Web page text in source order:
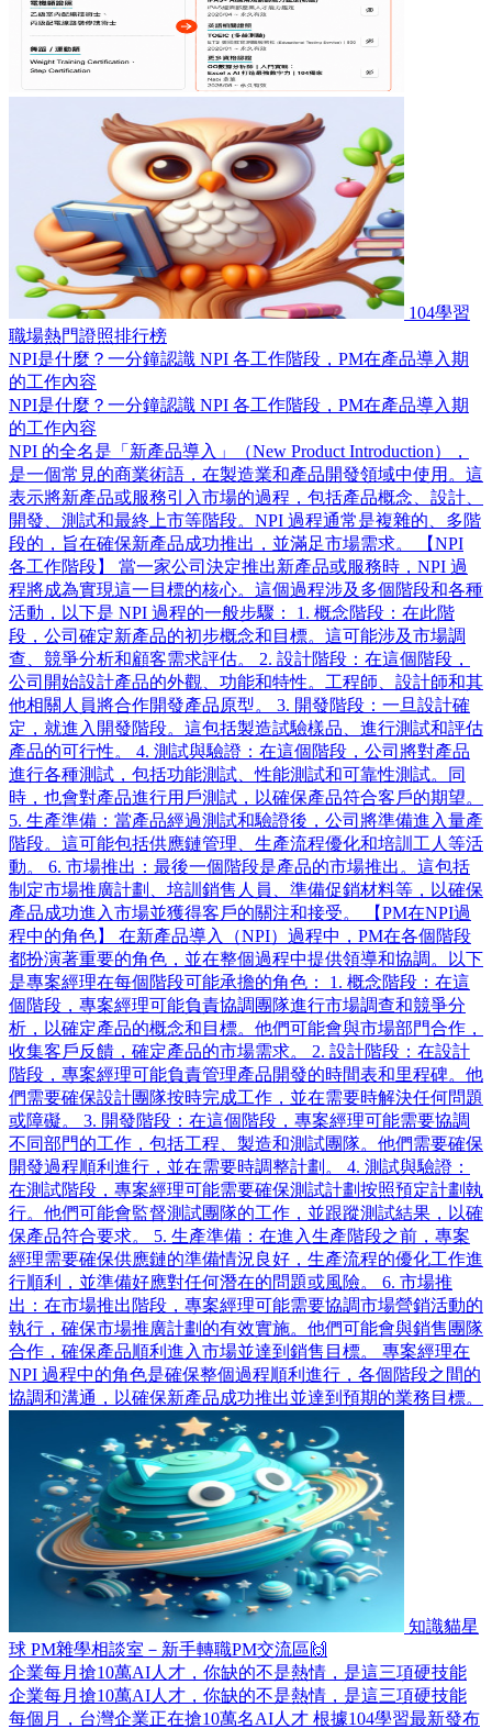
104學習
職場熱門證照排行榜
NPI是什麼？一分鐘認識 NPI 各工作階段，PM在產品導入期
的工作內容
NPI是什麼？一分鐘認識 NPI 各工作階段，PM在產品導入期
的工作內容
NPI 的全名是「新產品導入」（New Product Introduction），
是一個常見的商業術語，在製造業和產品開發領域中使用。這
表示將新產品或服務引入市場的過程，包括產品概念、設計、
開發、測試和最終上市等階段。NPI 過程通常是複雜的、多階
段的，旨在確保新產品成功推出，並滿足市場需求。 【NPI
各工作階段】 當一家公司決定推出新產品或服務時，NPI 過
程將成為實現這一目標的核心。這個過程涉及多個階段和各種
活動，以下是 NPI 過程的一般步驟： 1. 概念階段：在此階
段，公司確定新產品的初步概念和目標。這可能涉及市場調
查、競爭分析和顧客需求評估。 2. 設計階段：在這個階段，
公司開始設計產品的外觀、功能和特性。工程師、設計師和其
他相關人員將合作開發產品原型。 3. 開發階段：一旦設計確
定，就進入開發階段。這包括製造試驗樣品、進行測試和評估
產品的可行性。 4. 測試與驗證：在這個階段，公司將對產品
進行各種測試，包括功能測試、性能測試和可靠性測試。同
時，也會對產品進行用戶測試，以確保產品符合客戶的期望。
5. 生產準備：當產品經過測試和驗證後，公司將準備進入量產
階段。這可能包括供應鏈管理、生產流程優化和培訓工人等活
動。 6. 市場推出：最後一個階段是產品的市場推出。這包括
制定市場推廣計劃、培訓銷售人員、準備促銷材料等，以確保
產品成功進入市場並獲得客戶的關注和接受。 【PM在NPI過
程中的角色】 在新產品導入（NPI）過程中，PM在各個階段
都扮演著重要的角色，並在整個過程中提供領導和協調。以下
是專案經理在每個階段可能承擔的角色： 1. 概念階段：在這
個階段，專案經理可能負責協調團隊進行市場調查和競爭分
析，以確定產品的概念和目標。他們可能會與市場部門合作，
收集客戶反饋，確定產品的市場需求。 2. 設計階段：在設計
階段，專案經理可能負責管理產品開發的時間表和里程碑。他
們需要確保設計團隊按時完成工作，並在需要時解決任何問題
或障礙。 3. 開發階段：在這個階段，專案經理可能需要協調
不同部門的工作，包括工程、製造和測試團隊。他們需要確保
開發過程順利進行，並在需要時調整計劃。 4. 測試與驗證：
在測試階段，專案經理可能需要確保測試計劃按照預定計劃執
行。他們可能會監督測試團隊的工作，並跟蹤測試結果，以確
保產品符合要求。 5. 生產準備：在進入生產階段之前，專案
經理需要確保供應鏈的準備情況良好，生產流程的優化工作進
行順利，並準備好應對任何潛在的問題或風險。 6. 市場推
出：在市場推出階段，專案經理可能需要協調市場營銷活動的
執行，確保市場推廣計劃的有效實施。他們可能會與銷售團隊
合作，確保產品順利進入市場並達到銷售目標。 專案經理在
NPI 過程中的角色是確保整個過程順利進行，各個階段之間的
協調和溝通，以確保新產品成功推出並達到預期的業務目標。
知識貓星
球 PM雜學相談室－新手轉職PM交流區🙌
企業每月搶10萬AI人才，你缺的不是熱情，是這三項硬技能
企業每月搶10萬AI人才，你缺的不是熱情，是這三項硬技能
每個月，台灣企業正在搶10萬名AI人才 根據104學習最新發布